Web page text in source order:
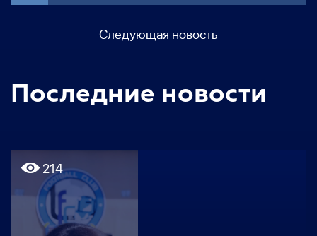
Следующая новость
Последние новости
214